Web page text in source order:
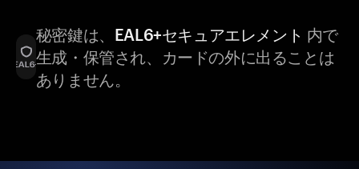
秘密鍵は、 EAL6+セキュアエレメント 内で
生成・保管され、カードの外に出ることは
ありません。